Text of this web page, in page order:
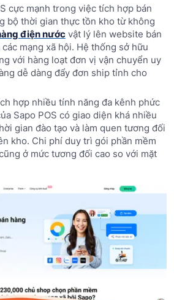
cực mạnh trong việc tích hợp bán
bộ thời gian thực tồn kho từ không
điện nướcvật lý lên website bán
mạng xã hội. Hệ thống sở hữu
với hàng loạt đơn vị vận chuyển uy
dễ dàng đẩy đơn ship tỉnh cho
hợp nhiều tính năng đa kênh phức
Sapo POS có giao diện khá nhiều
gian đào tạo và làm quen tương đối
kho. Chi phí duy trì gói phần mềm
ở mức tương đối cao so với mặt